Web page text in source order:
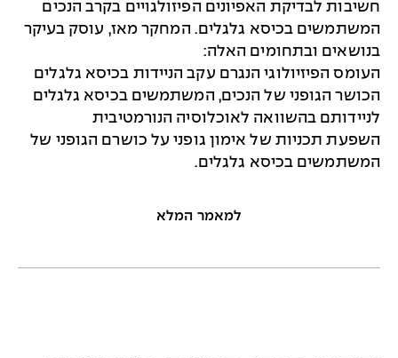
חשיבות לבדיקת האפיונים הפיזולגויים בקרב הנכים
המשתמשים בכיסא גלגלים. המחקר מאז, עוסק בעיקר
בנושאים ובתחומים האלה:
העומס הפיזיולוגי הנגרם עקב הניידות בכיסא גלגלים
הכושר הגופני של הנכים, המשתמשים בכיסא גלגלים
לניידותם בהשוואה לאוכלוסיה הנורמטיבית
השפעת תכניות של אימון גופני על כושרם הגופני של
המשתמשים בכיסא גלגלים.
למאמר המלא